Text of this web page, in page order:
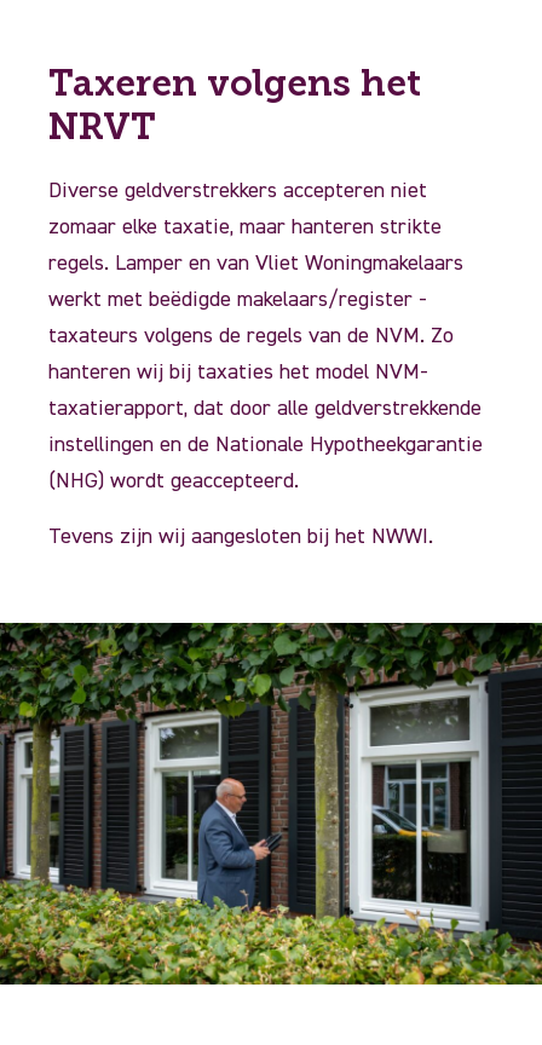
Taxeren volgens het
NRVT
Diverse geldverstrekkers accepteren niet
zomaar elke taxatie, maar hanteren strikte
regels. Lamper en van Vliet Woningmakelaars
werkt met beëdigde makelaars/register ­
taxateurs volgens de regels van de NVM. Zo
hanteren wij bij taxaties het model NVM-
taxatierapport, dat door alle geldverstrekkende
instellingen en de Nationale Hypotheekgarantie
(NHG) wordt geaccepteerd.
Tevens zijn wij aangesloten bij het NWWI.